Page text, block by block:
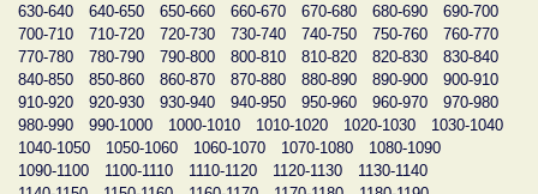
630-640
640-650 650-660 660-670 670-680 680-690
690-700
700-710
710-720 720-730 730-740 740-750 750-760
760-770
770-780
780-790 790-800 800-810 810-820 820-830
830-840
840-850
850-860 860-870 870-880 880-890 890-900
900-910
910-920
920-930 930-940 940-950 950-960 960-970
970-980
980-990
990-1000 1000-1010 1010-1020 1020-1030
1030-1040
1040-1050
1050-1060 1060-1070 1070-1080
1080-1090
1090-1100
1100-1110 1110-1120 1120-1130
1130-1140